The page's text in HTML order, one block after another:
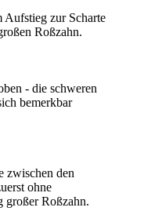
Aufstieg zur Scharte
Roßzahn.
- die schweren
bemerkbar
zwischen den
ohne
großer Roßzahn.